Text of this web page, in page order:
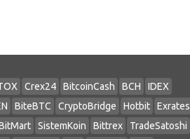
Crex24 BitcoinCash BCH
IDEX
BiteBTC CryptoBridge Hotbit
Exrates
SistemKoin Bittrex
TradeSatoshi